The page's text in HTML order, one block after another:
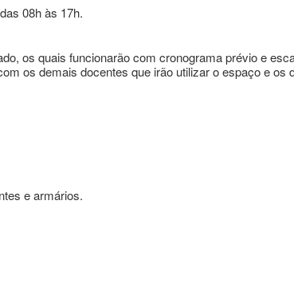
08h às 17h.
os quais funcionarão com cronograma prévio e
os demais docentes que irão utilizar o espaço e
e armários.